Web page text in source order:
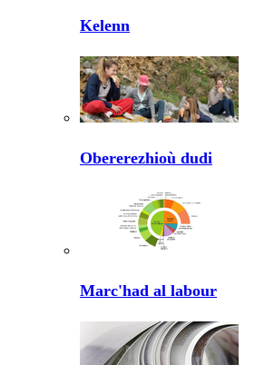
Kelenn
Obererezhioù dudi
Marc'had al labour